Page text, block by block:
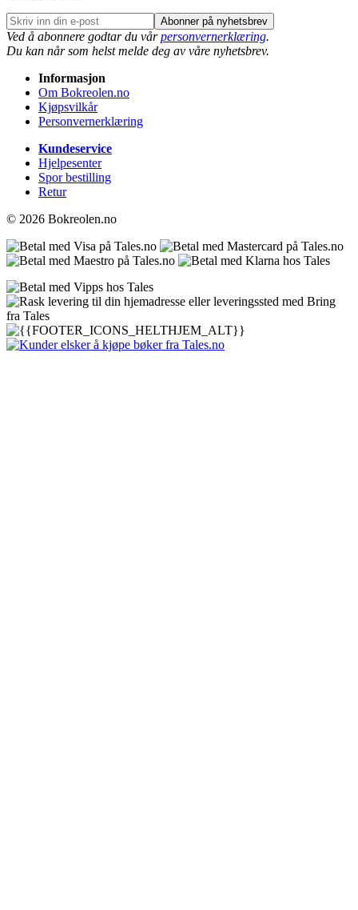
Abonner på nyhetsbrev
Ved å abonnere godtar du vårpersonvernerklæring.
Du kan når som helst melde deg av våre nyhetsbrev.
Informasjon
Om Bokreolen.no
Kjøpsvilkår
Personvernerklæring
Kundeservice
Hjelpesenter
Spor bestilling
Retur
© 2026 Bokreolen.no